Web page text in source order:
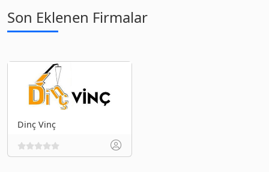
Son Eklenen Firmalar
Dinç Vinç